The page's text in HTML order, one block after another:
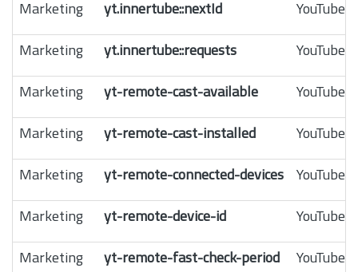
Marketing yt.innertube::nextId YouTube
Marketing yt.innertube::requests YouTube
Marketing yt-remote-cast-available YouTube
Marketing yt-remote-cast-installed YouTube
Marketing yt-remote-connected-devices YouTube
Marketing yt-remote-device-id YouTube
Marketing yt-remote-fast-check-period YouTube